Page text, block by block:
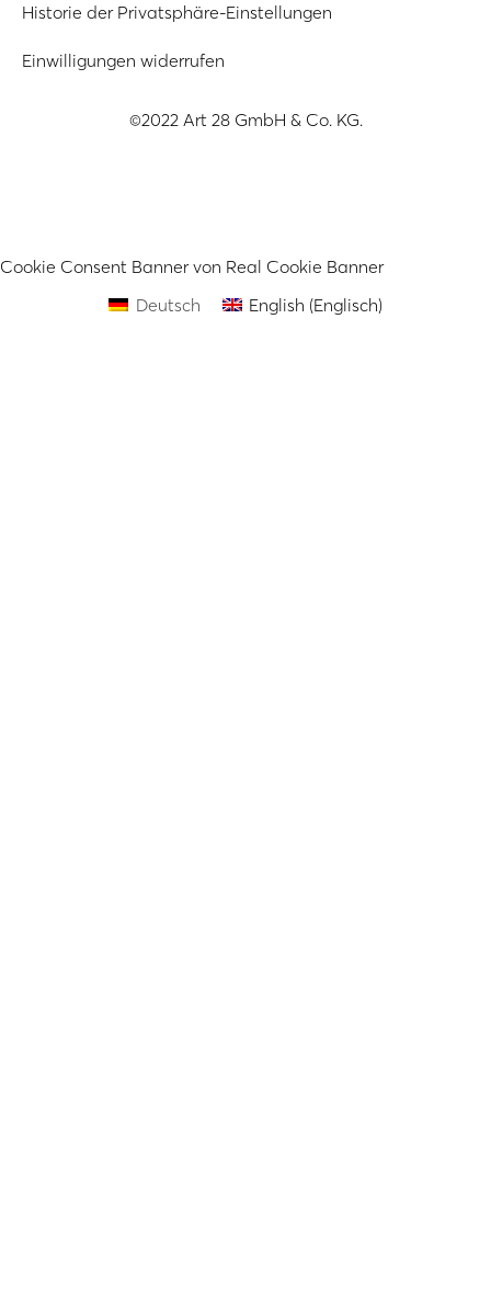
Historie der Privatsphäre-Einstellungen
Einwilligungen widerrufen
©2022 Art 28 GmbH & Co. KG.
Cookie Consent Banner von Real Cookie Banner
Deutsch
English (Englisch)